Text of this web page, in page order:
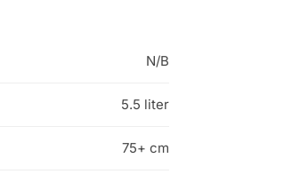
N/B
5.5 liter
75+ cm